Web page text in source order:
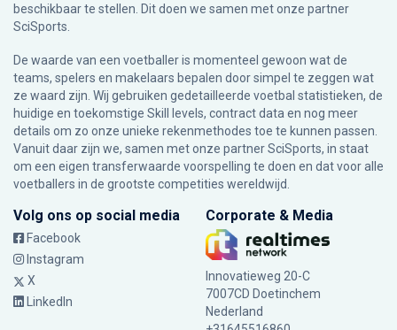
beschikbaar te stellen. Dit doen we samen met onze partner
SciSports
De waarde van een voetballer is momenteel gewoon wat de
teams, spelers en makelaars bepalen door simpel te zeggen wat
ze waard zijn. Wij gebruiken gedetailleerde voetbal statistieken, de
huidige en toekomstige Skill levels, contract data en nog meer
details om zo onze unieke rekenmethodes toe te kunnen passen.
Vanuit daar zijn we, samen met onze partner SciSports, in staat
om een eigen transferwaarde voorspelling te doen en dat voor alle
voetballers in de grootste competities wereldwijd.
Volg ons op social media
Facebook
Instagram
X
LinkedIn
Corporate & Media
Innovatieweg 20-C
7007CD Doetinchem
Nederland